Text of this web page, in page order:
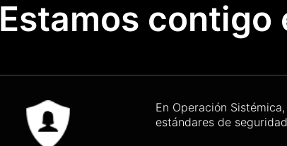
Estamos contigo
En Operación
estándares de